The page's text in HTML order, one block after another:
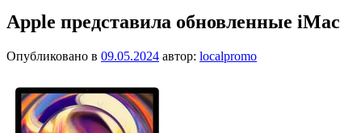
Apple представила обновленные iMac
Опубликовано в 09.05.2024 автор: localpromo